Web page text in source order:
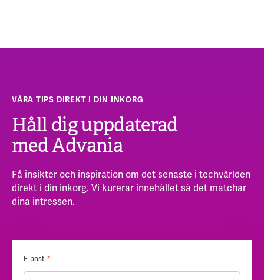
VÅRA TIPS DIREKT I DIN INKORG
Håll dig uppdaterad
med Advania
Få insikter och inspiration om det senaste i techvärlden
direkt i din inkorg. Vi kurerar innehållet så det matchar
dina intressen.
E-post *